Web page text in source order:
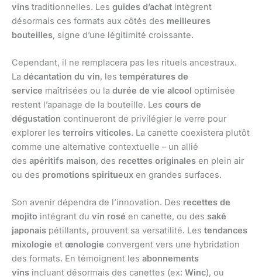
vins traditionnelles. Les guides d’achat intègrent
désormais ces formats aux côtés des meilleures
bouteilles, signe d’une légitimité croissante.
Cependant, il ne remplacera pas les rituels ancestraux.
La décantation du vin, les températures de
service maîtrisées ou la durée de vie alcool optimisée
restent l’apanage de la bouteille. Les cours de
dégustation continueront de privilégier le verre pour
explorer les terroirs viticoles. La canette coexistera plutôt
comme une alternative contextuelle – un allié
des apéritifs maison, des recettes originales en plein air
ou des promotions spiritueux en grandes surfaces.
Son avenir dépendra de l’innovation. Des recettes de
mojito intégrant du vin rosé en canette, ou des saké
japonais pétillants, prouvent sa versatilité. Les tendances
mixologie et œnologie convergent vers une hybridation
des formats. En témoignent les abonnements
vins incluant désormais des canettes (ex: Winc), ou